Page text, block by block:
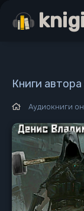
Книги
Аудиокниги
knigi